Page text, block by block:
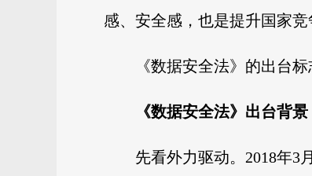
感、安全感，也是提升国家竞
《数据安全法》的出台
《数据安全法》出台背
先看外力驱动。2018年3